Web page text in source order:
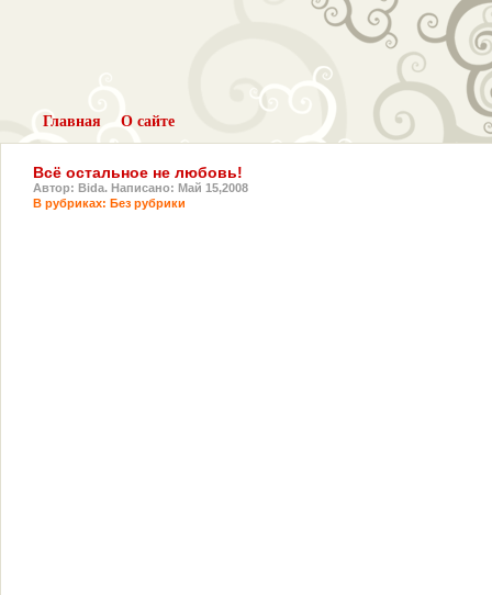
Главная О сайте
Всё остальное не любовь!
Автор: Bida. Написано: Май 15,2008
В рубриках: Без рубрики